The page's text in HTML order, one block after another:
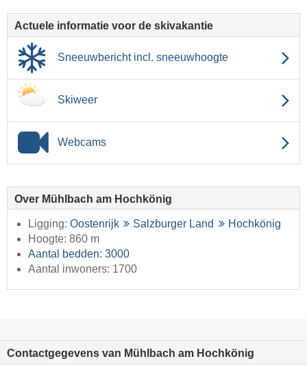
Actuele informatie voor de skivakantie
Sneeuwbericht incl. sneeuwhoogte
Skiweer
Webcams
Over Mühlbach am Hochkönig
Ligging: Oostenrijk Salzburger Land
Hochkönig
Hoogte: 860 m
Aantal bedden: 3000
Aantal inwoners: 1700
Contactgegevens van Mühlbach am Hochkönig